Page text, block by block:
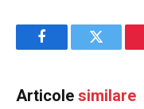
FacebookTwitter
Articole similare